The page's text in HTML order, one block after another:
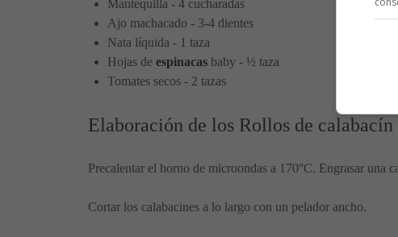
Mantequilla - 4 cucharadas
Ajo machacado - 3-4 dientes
Nata líquida - 1 taza
Hojas de espinacas baby - ½ taza
Tomates secos - 2 tazas
Elaboración de los Rollos de calabacín
Precalentar el horno de microondas a 170°C. Engrasar una
Cortar los calabacines a lo largo con un pelador ancho.